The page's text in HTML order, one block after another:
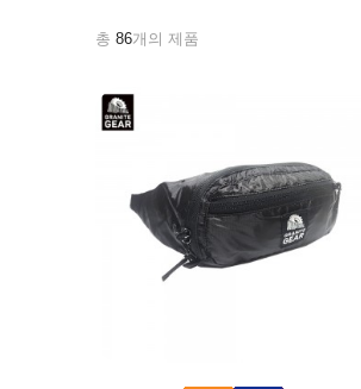
총 86개의 제품